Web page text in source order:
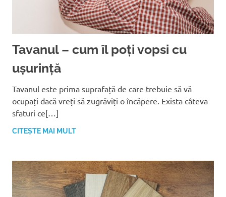
Tavanul – cum îl poți vopsi cu
ușurință
Tavanul este prima suprafață de care trebuie să vă
ocupați dacă vreți să zugrăviți o încăpere. Exista câteva
sfaturi ce[…]
CITEȘTE MAI MULT